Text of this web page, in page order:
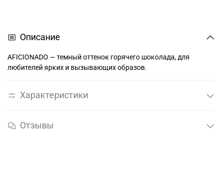
Описание
AFICIONADO — темный оттенок горячего шоколада, для
любителей ярких и вызывающих образов.
Характеристики
Отзывы